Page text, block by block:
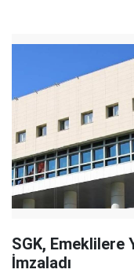
SGK, Emeklilere
İmzaladı